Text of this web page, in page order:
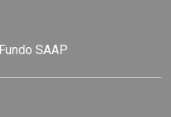
Fundo SAAP